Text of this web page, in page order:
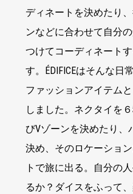
ディネートを決めたり
ンなどに合わせて自分
つけてコーディネート
す。ÉDIFICEはそんな日
ファッションアイテム
しました。ネクタイを
びVゾーンを決めたり
決め、そのロケーショ
トで旅に出る。自分の
るか？ダイスをふって